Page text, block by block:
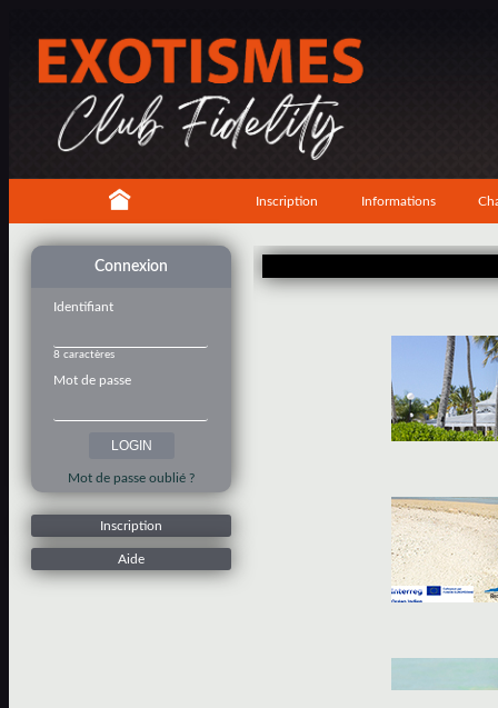
Inscription Informations
Connexion
Identifiant
8 caractères
Mot de passe
Mot de passe oublié ?
Inscription
Aide